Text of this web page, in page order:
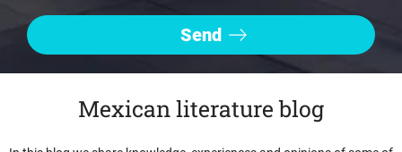
Mexican literature blog